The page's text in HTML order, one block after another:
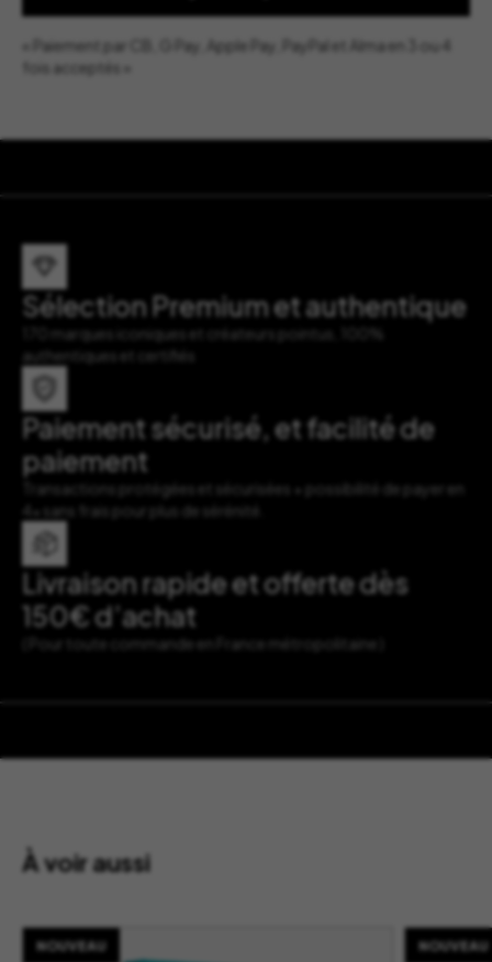
« Paiement par CB, G Pay, Apple Pay, PayPal et Alma en 3 ou 4
fois acceptés »
Sélection Premium et authentique
170 marques iconiques et créateurs pointus, 100%
authentiques et certifiés
Paiement sécurisé, et facilité de
paiement
Transactions protégées et sécurisées + possibilité de payer en
4x sans frais pour plus de sérénité.
Livraison rapide et offerte dès
150€ d’achat
( Pour toute commande en France métropolitaine )
À voir aussi
NOUVEAU NOUVEAU